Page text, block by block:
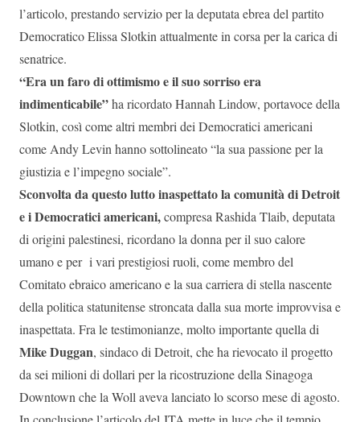
l’articolo, prestando servizio per la deputata ebrea del partito
Democratico Elissa Slotkin attualmente in corsa per la carica di
senatrice.
“Era un faro di ottimismo e il suo sorriso era
indimenticabile”ha ricordato Hannah Lindow, portavoce della
Slotkin, così come altri membri dei Democratici americani
come Andy Levin hanno sottolineato “la sua passione per la
giustizia e l’impegno sociale”.
Sconvolta da questo lutto inaspettato la comunità di Detroit
e i Democratici americani,compresa Rashida Tlaib, deputata
di origini palestinesi, ricordano la donna per il suo calore
umano e per i vari prestigiosi ruoli, come membro del
Comitato ebraico americano e la sua carriera di stella nascente
della politica statunitense stroncata dalla sua morte improvvisa e
inaspettata. Fra le testimonianze, molto importante quella di
Mike Duggan, sindaco di Detroit, che ha rievocato il progetto
da sei milioni di dollari per la ricostruzione della Sinagoga
Downtown che la Woll aveva lanciato lo scorso mese di agosto.